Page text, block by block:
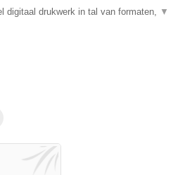
digitaal drukwerk in tal van formaten, ▼